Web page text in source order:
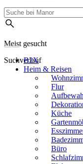
Meist gesucht
Suchverlauf
B2X
Heim & Reisen
Flur
Küche
Büro